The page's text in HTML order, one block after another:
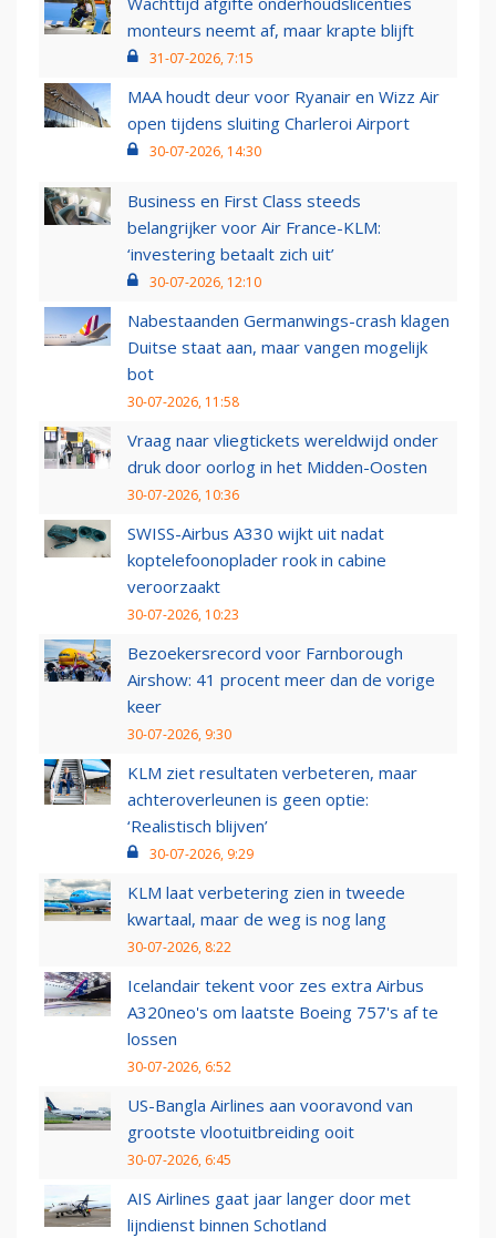
monteurs neemt af, maar krapte blijft
31-07-2026, 7:15
MAA houdt deur voor Ryanair en Wizz Air
open tijdens sluiting Charleroi Airport
30-07-2026, 14:30
Business en First Class steeds
belangrijker voor Air France-KLM:
‘investering betaalt zich uit’
30-07-2026, 12:10
Nabestaanden Germanwings-crash klagen
Duitse staat aan, maar vangen mogelijk
bot
30-07-2026, 11:58
Vraag naar vliegtickets wereldwijd onder
druk door oorlog in het Midden-Oosten
30-07-2026, 10:36
SWISS-Airbus A330 wijkt uit nadat
koptelefoonoplader rook in cabine
veroorzaakt
30-07-2026, 10:23
Bezoekersrecord voor Farnborough
Airshow: 41 procent meer dan de vorige
keer
30-07-2026, 9:30
KLM ziet resultaten verbeteren, maar
achteroverleunen is geen optie:
‘Realistisch blijven’
30-07-2026, 9:29
KLM laat verbetering zien in tweede
kwartaal, maar de weg is nog lang
30-07-2026, 8:22
Icelandair tekent voor zes extra Airbus
A320neo's om laatste Boeing 757's af te
lossen
30-07-2026, 6:52
US-Bangla Airlines aan vooravond van
grootste vlootuitbreiding ooit
30-07-2026, 6:45
AIS Airlines gaat jaar langer door met
lijndienst binnen Schotland